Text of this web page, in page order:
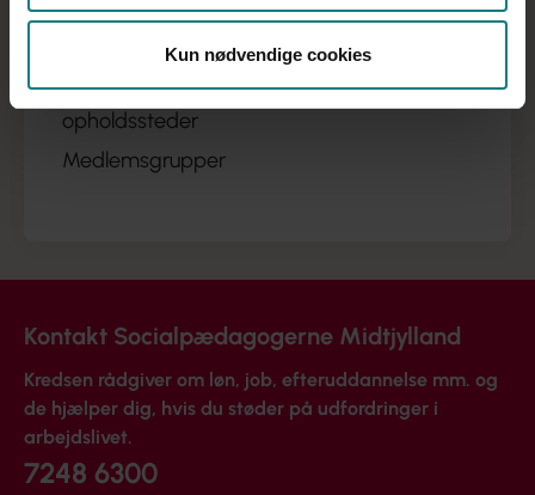
Kun nødvendige cookies
Kredsens arrangementer
Til dig der er tillidsvalgt
Kommunerne, regionen og private
opholdssteder
Medlemsgrupper
Kontakt Socialpædagogerne Midtjylland
Kredsen rådgiver om løn, job, efteruddannelse mm. og
de hjælper dig, hvis du støder på udfordringer i
arbejdslivet.
7248 6300